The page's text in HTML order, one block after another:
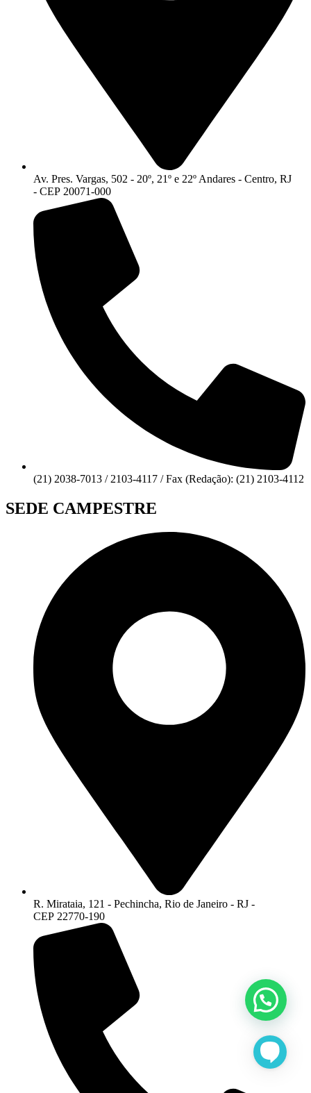
Av. Pres. Vargas, 502 - 20º, 21º e 22º Andares - Centro, RJ
- CEP 20071-000
(21) 2038-7013 / 2103-4117 / Fax (Redação): (21) 2103-4112
SEDE CAMPESTRE
R. Mirataia, 121 - Pechincha, Rio de Janeiro - RJ -
CEP 22770-190